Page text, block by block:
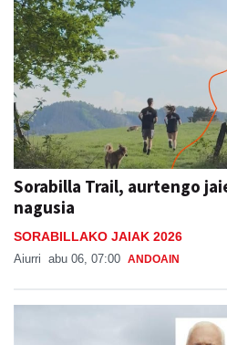
Sorabilla Trail, aurtengo
nagusia
SORABILLAKO JAIAK 2026
Aiurri abu 06, 07:00 ANDOAIN